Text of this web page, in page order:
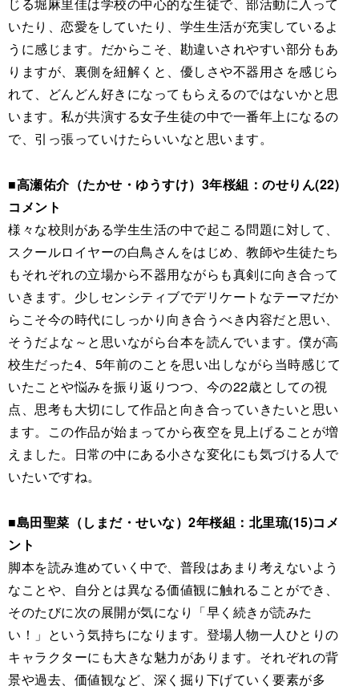
じる堀麻里佳は学校の中心的な生徒で、部活動に入って
いたり、恋愛をしていたり、学生生活が充実しているよ
うに感じます。だからこそ、勘違いされやすい部分もあ
りますが、裏側を紐解くと、優しさや不器用さを感じら
れて、どんどん好きになってもらえるのではないかと思
います。私が共演する女子生徒の中で一番年上になるの
で、引っ張っていけたらいいなと思います。
■高瀬佑介（たかせ・ゆうすけ）3年桜組：のせりん(22)
コメント
様々な校則がある学生生活の中で起こる問題に対して、
スクールロイヤーの白鳥さんをはじめ、教師や生徒たち
もそれぞれの立場から不器用ながらも真剣に向き合って
いきます。少しセンシティブでデリケートなテーマだか
らこそ今の時代にしっかり向き合うべき内容だと思い、
そうだよな～と思いながら台本を読んでいます。僕が高
校生だった4、5年前のことを思い出しながら当時感じて
いたことや悩みを振り返りつつ、今の22歳としての視
点、思考も大切にして作品と向き合っていきたいと思い
ます。この作品が始まってから夜空を見上げることが増
えました。日常の中にある小さな変化にも気づける人で
いたいですね。
■島田聖菜（しまだ・せいな）2年桜組：北里琉(15)コメ
ント
脚本を読み進めていく中で、普段はあまり考えないよう
なことや、自分とは異なる価値観に触れることができ、
そのたびに次の展開が気になり「早く続きが読みた
い！」という気持ちになります。登場人物一人ひとりの
キャラクターにも大きな魅力があります。それぞれの背
景や過去、価値観など、深く掘り下げていく要素が多